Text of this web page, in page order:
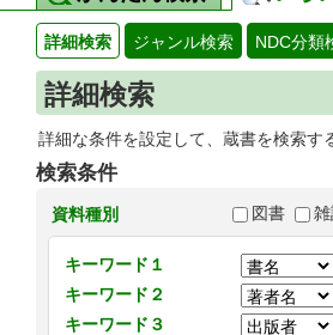
詳細検索 ジャンル検索 NDC分類
詳細検索
詳細な条件を設定して、蔵書を検索
検索条件
資料種別 図書
キーワード１
キーワード２
キーワード３